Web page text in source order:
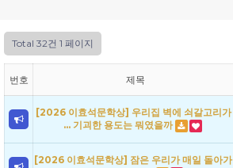
Total 32건 1 페이지
번호 제목
[2026 이효석문학상] 우리집 벽에 쇠갈고리가
… 기괴한 용도는 뭐였을까
[2026 이효석문학상] 잠은 우리가 매일 돌아가